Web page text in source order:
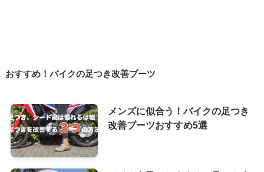
おすすめ！バイクの足つき改善ブーツ
メンズに似合う！バイクの足つき
改善ブーツおすすめ5選